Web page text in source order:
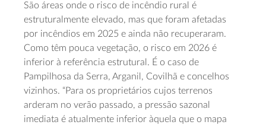
São áreas onde o risco de incêndio rural é
estruturalmente elevado, mas que foram afetadas
por incêndios em 2025 e ainda não recuperaram.
Como têm pouca vegetação, o risco em 2026 é
inferior à referência estrutural. É o caso de
Pampilhosa da Serra, Arganil, Covilhã e concelhos
vizinhos. “Para os proprietários cujos terrenos
arderam no verão passado, a pressão sazonal
imediata é atualmente inferior àquela que o mapa